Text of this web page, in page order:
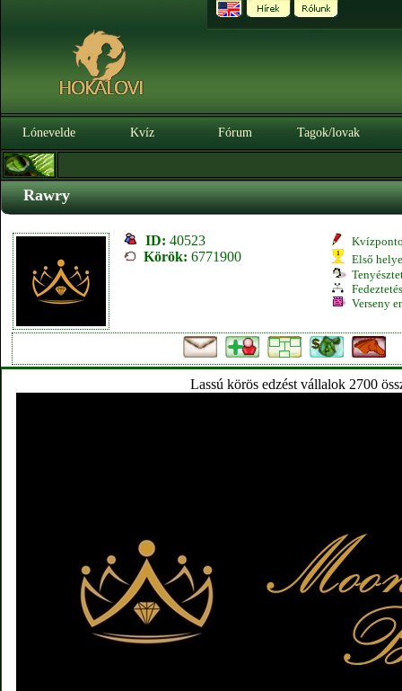
Lónevelde Kvíz Fórum Tagok/lovak
Rawry
ID: 40523
Körök: 6771900
Első
Verseny